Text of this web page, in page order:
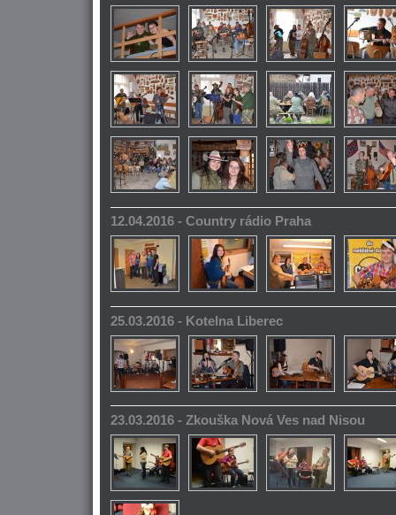
12.04.2016 - Country rádio Praha
25.03.2016 - Kotelna Liberec
23.03.2016 - Zkouška Nová Ves nad Nisou